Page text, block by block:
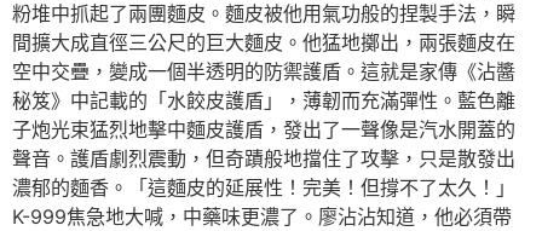
粉堆中抓起了兩團麵皮。麵皮被他用氣功般的捏製手法，瞬
間擴大成直徑三公尺的巨大麵皮。他猛地擲出，兩張麵皮在
空中交疊，變成一個半透明的防禦護盾。這就是家傳《沾醬
秘笈》中記載的「水餃皮護盾」，薄韌而充滿彈性。藍色離
子炮光束猛烈地擊中麵皮護盾，發出了一聲像是汽水開蓋的
聲音。護盾劇烈震動，但奇蹟般地擋住了攻擊，只是散發出
濃郁的麵香。「這麵皮的延展性！完美！但撐不了太久！」
K-999焦急地大喊，中藥味更濃了。廖沾沾知道，他必須帶